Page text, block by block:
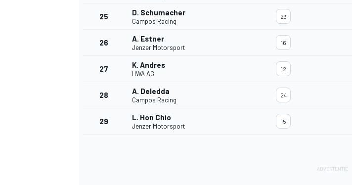
25 D. Schumacher
Campos Racing
23
26 A. Estner
Jenzer Motorsport
16
27 K. Andres
HWA AG
12
28 A. Deledda
Campos Racing
24
29 L. Hon Chio
Jenzer Motorsport
15